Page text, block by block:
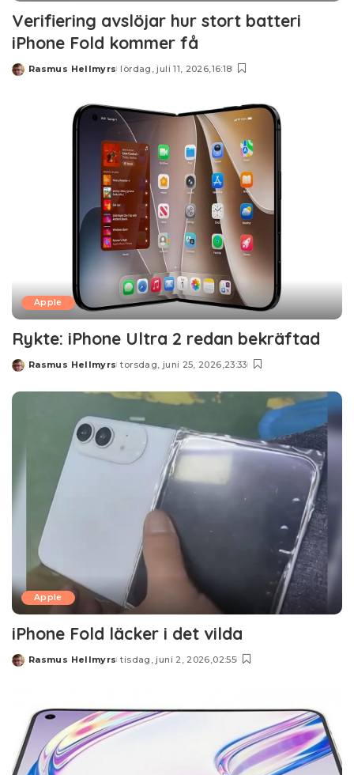
Verifiering avslöjar hur stort batteri
iPhone Fold kommer få
Posted
Rasmus Hellmyrs lördag, juli 11, 2026,16:18
Apple
Rykte: iPhone Ultra 2 redan bekräftad
Posted
Rasmus Hellmyrs torsdag, juni 25, 2026,23:33
Apple
iPhone Fold läcker i det vilda
Posted
Rasmus Hellmyrs tisdag, juni 2, 2026,02:55